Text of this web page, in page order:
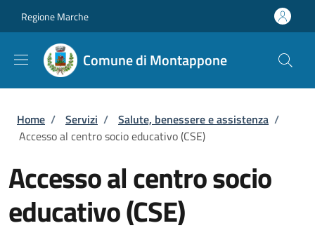
Regione Marche
Comune di Montappone
Briciole di pane
Home / Servizi / Salute, benessere e assistenza /
Accesso al centro socio educativo (CSE)
Accesso al centro socio
educativo (CSE)